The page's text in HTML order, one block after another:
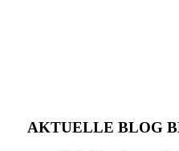
AKTUELLE BLOG